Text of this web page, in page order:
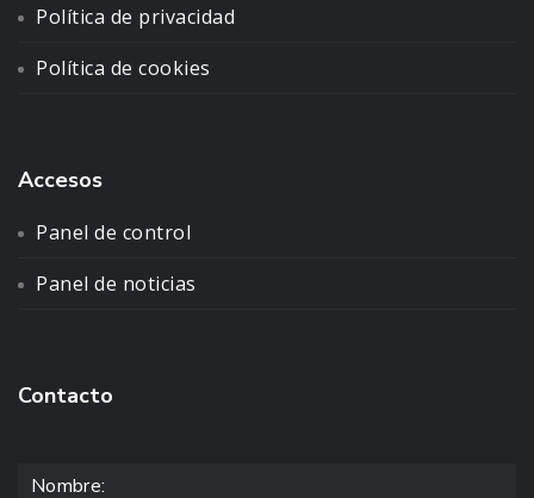
Política de privacidad
Política de cookies
Accesos
Panel de control
Panel de noticias
Contacto